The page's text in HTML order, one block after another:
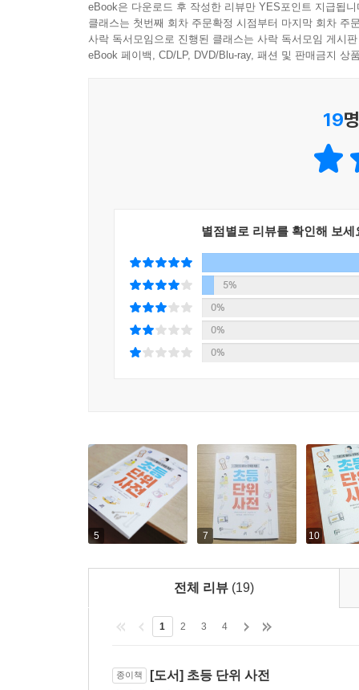
책 속에는 단위의 개념 외에도 눈길을 끄는 읽을
욕조에 누워서 무엇을 알아냈을까요? 조선 시대
속에는 단위에 대한 개념뿐만 아니라 우리가 평
가까운 곳에서 다양한 단위와 도구를 만날 수 있을
초등 고학년부터 저학년까지 두고두고 보는 정보책
사전』은 누구나 한눈에 알아보고 쉽게 이해할
더욱 깊게 배우고 이해해야 할 고학년이 되어서
찾아보거나, 더 알고 싶은 단위만 펼쳐서 볼 수 있
eBook은 다운로드 후 작성한 리뷰만 YES포인트 지급됩니
클래스는 첫번째 회차 주문확정 시점부터 마지막 회차 주
사락 독서모임으로 진행된 클래스는 사락 독서모임 게시
eBook 페이백, CD/LP, DVD/Blu-ray, 패션 및 판매금지 상
19
별점별로 리뷰를 확인해 보세
5%
0%
0%
0%
5 7 10
전체 리뷰 (19)
1 2 3 4
종이책 [도서] 초등 단위 사전